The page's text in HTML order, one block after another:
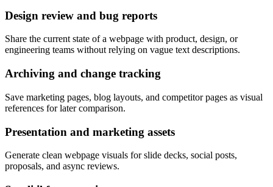
Design review and bug reports
Share the current state of a webpage with product, design, or
engineering teams without relying on vague text descriptions.
Archiving and change tracking
Save marketing pages, blog layouts, and competitor pages as visual
references for later comparison.
Presentation and marketing assets
Generate clean webpage visuals for slide decks, social posts,
proposals, and async reviews.